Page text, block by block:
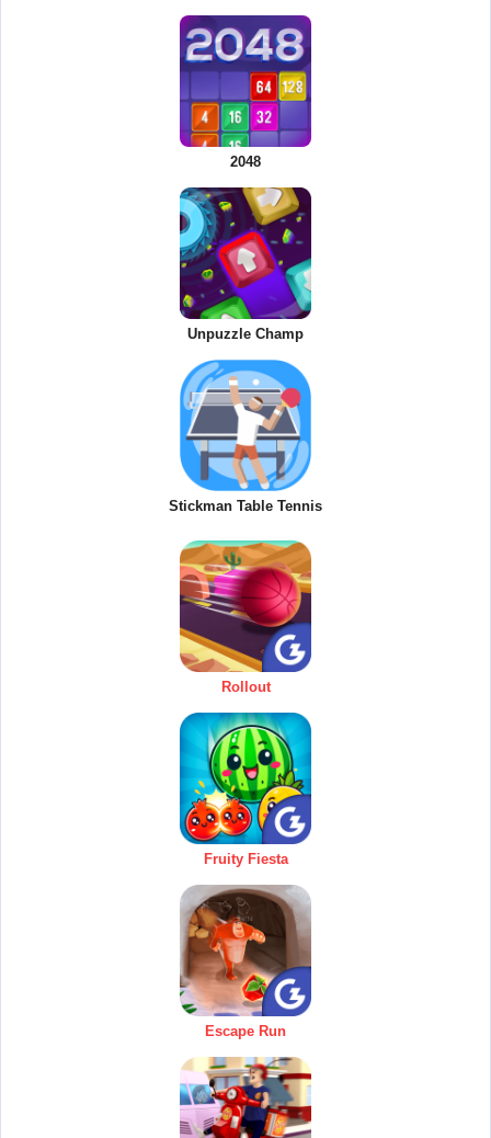
2048
Unpuzzle Champ
Stickman Table Tennis
Rollout
Fruity Fiesta
Escape Run